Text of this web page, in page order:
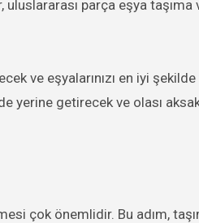
parça eşya taşıma
ve eşyalarınızı en iyi şekilde
getirecek ve olası
çok önemlidir. Bu adım,